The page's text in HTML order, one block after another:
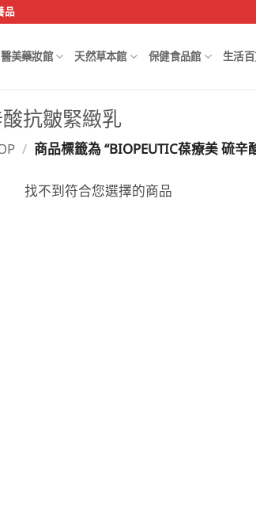
品
醫美藥妝館 天然草本館 保健食品館 生活
抗皺緊緻乳
/ 商品標籤為 “BIOPEUTIC葆療美 硫辛
找不到符合您選擇的商品